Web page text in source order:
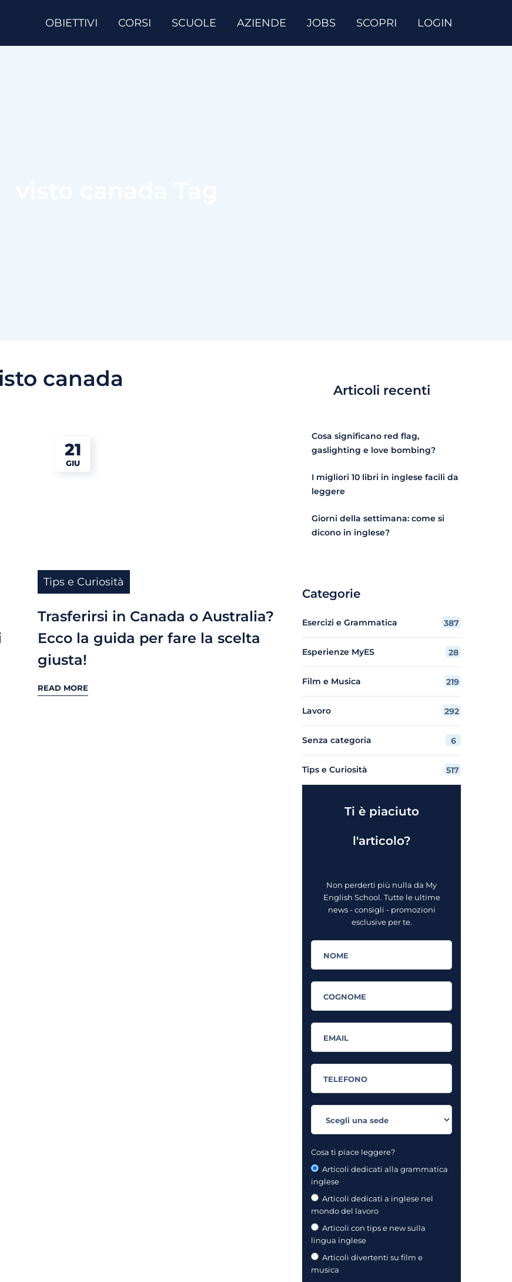
OBIETTIVI CORSI SCUOLE AZIENDE JOBS SCOPRI LOGIN
canada
21
GIU
Tips e Curiosità
Trasferirsi in Canada o Australia?
Ecco la guida per fare la scelta
giusta!
READ MORE
Articoli recenti
Cosa significano red flag,
gaslighting e love bombing?
I migliori 10 libri in inglese facili da
leggere
Giorni della settimana: come si
dicono in inglese?
Categorie
Esercizi e Grammatica 387
Esperienze MyES 28
Film e Musica 219
Lavoro 292
Senza categoria 6
Tips e Curiosità 517
Ti è piaciuto
l'articolo?
Non perderti più nulla da My
English School. Tutte le ultime
news - consigli - promozioni
esclusive per te.
Cosa ti piace leggere?
Articoli dedicati alla grammatica
inglese
Articoli dedicati a inglese nel
mondo del lavoro
Articoli con tips e new sulla
lingua inglese
Articoli divertenti su film e
musica